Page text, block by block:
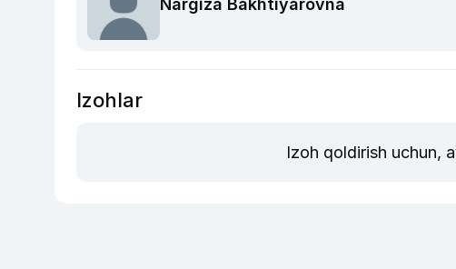
Izohlar
Izoh qoldirish uchun,